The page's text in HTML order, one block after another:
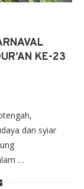
KE-23
dan syiar
…